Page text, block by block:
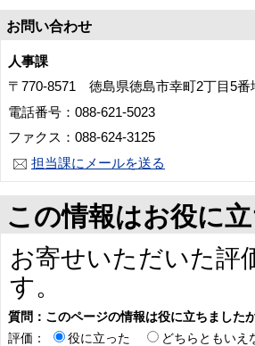
お問い合わせ
人事課
〒770-8571 徳島県徳島市幸町2丁目5番
電話番号：088-621-5023
ファクス：088-624-3125
担当課にメールを送る
この情報はお役に
お寄せいただいた評
す。
質問：このページの情報は役に立ちました
評価：
役に立った どちらともいえ